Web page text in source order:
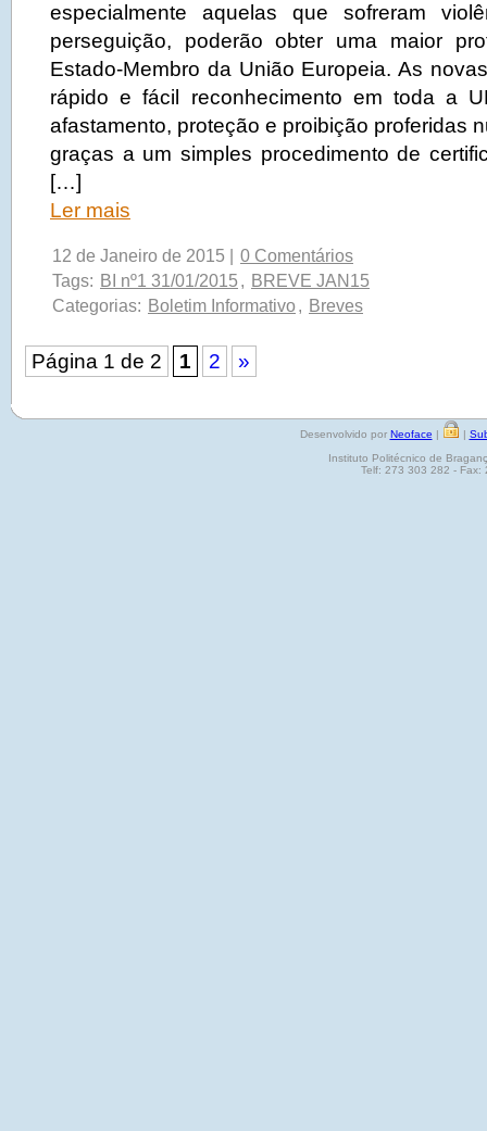
especialmente aquelas que sofreram
perseguição, poderão obter uma maior
Estado‑Membro da União Europeia. As
rápido e fácil reconhecimento em toda a
afastamento, proteção e proibição proferidas
graças a um simples procedimento de
[…]
Ler mais
12 de Janeiro de 2015 |
0 Comentários
Tags: BI nº1 31/01/2015 , BREVE JAN15
Categorias: Boletim Informativo, Breves
Página 1 de 2 1 2 »
Desenvolvido por Neoface | |
Instituto Politécnico de
Telf: 273 303 282 - Fax: